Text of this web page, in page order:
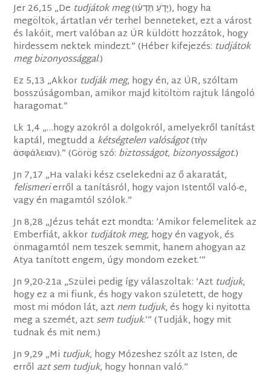
Jer 26,15 „De tudjátok meg(יָדֹ֣עַ תֵּדְע֗וּ), hogy ha
megöltök, ártatlan vér terhel benneteket, ezt a várost
és lakóit, mert valóban az ÚR küldött hozzátok, hogy
hirdessem nektek mindezt.” (Héber kifejezés: tudjátok
meg bizonyossággal.)
Ez 5,13 „Akkor tudják meg, hogy én, az ÚR, szóltam
bosszúságomban, amikor majd kitöltöm rajtuk lángoló
haragomat.”
Lk 1,4 „…hogy azokról a dolgokról, amelyekről tanítást
kaptál, megtudd akétségtelen valóságot(τὴν
ἀσφάλειαν).” (Görög szó: biztosságot, bizonyosságot.)
Jn 7,17 „Ha valaki kész cselekedni az ő akaratát,
felismerierről a tanításról, hogy vajon Istentől való-e,
vagy én magamtól szólok.”
Jn 8,28 „Jézus tehát ezt mondta: ’Amikor felemelitek az
Emberfiát, akkor tudjátok meg, hogy én vagyok, és
önmagamtól nem teszek semmit, hanem ahogyan az
Atya tanított engem, úgy mondom ezeket.’”
Jn 9,20-21a „Szülei pedig így válaszoltak: ’Azt tudjuk,
hogy ez a mi fiunk, és hogy vakon született, de hogy
most mi módon lát, aztnem tudjuk, és hogy ki nyitotta
meg a szemét, aztsem tudjuk.’” (Tudják, hogy mit
tudnak és mit nem.)
Jn 9,29 „Mi tudjuk, hogy Mózeshez szólt az Isten, de
erről azt sem tudjuk, hogy honnan való.”